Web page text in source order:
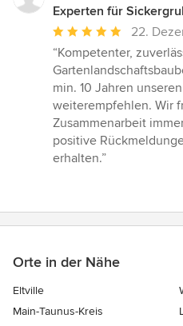
Experten für
Durchschnittliche
Bewertung:
5
von
5
Sternen
22.
“Kompetenter,
min. 10 Jahren
weiterempfehlen. Wir
Zusammenarbeit
positive
erhalten.”
Orte in der Nähe
Eltville
Main-Taunus-Kreis